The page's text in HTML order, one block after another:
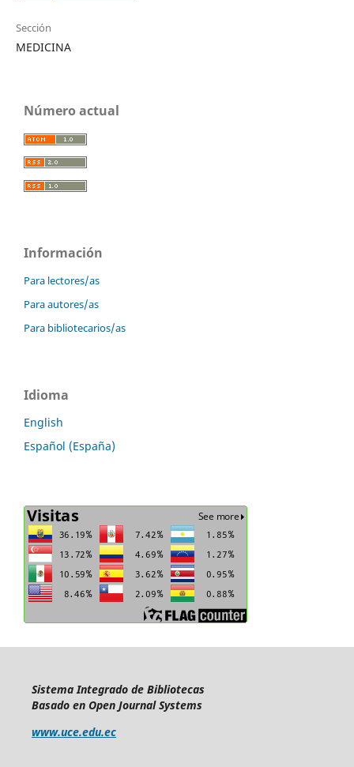
Sección
MEDICINA
Número actual
Información
Para lectores/as
Para autores/as
Para bibliotecarios/as
Idioma
English
Español (España)
Sistema Integrado de Bibliotecas
Basado en Open Journal Systems
www.uce.edu.ec